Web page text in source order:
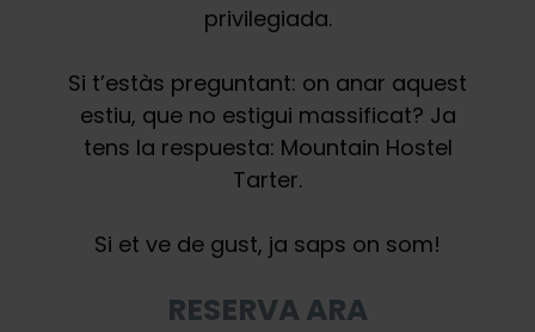
privilegiada.
Si t’estàs preguntant: on anar aquest
estiu, que no estigui massificat? Ja
tens la respuesta: Mountain Hostel
Tarter.
Si et ve de gust, ja saps on som!
RESERVA ARA